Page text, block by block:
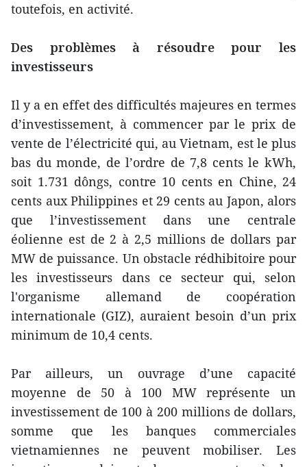
toutefois, en activité.
Des problèmes à résoudre pour les
investisseurs
Il y a en effet des difficultés majeures en termes
d’investissement, à commencer par le prix de
vente de l’électricité qui, au Vietnam, est le plus
bas du monde, de l’ordre de 7,8 cents le kWh,
soit 1.731 dôngs, contre 10 cents en Chine, 24
cents aux Philippines et 29 cents au Japon, alors
que l’investissement dans une centrale
éolienne est de 2 à 2,5 millions de dollars par
MW de puissance. Un obstacle rédhibitoire pour
les investisseurs dans ce secteur qui, selon
l'organisme allemand de coopération
internationale (GIZ), auraient besoin d’un prix
minimum de 10,4 cents.
Par ailleurs, un ouvrage d’une capacité
moyenne de 50 à 100 MW représente un
investissement de 100 à 200 millions de dollars,
somme que les banques commerciales
vietnamiennes ne peuvent mobiliser. Les